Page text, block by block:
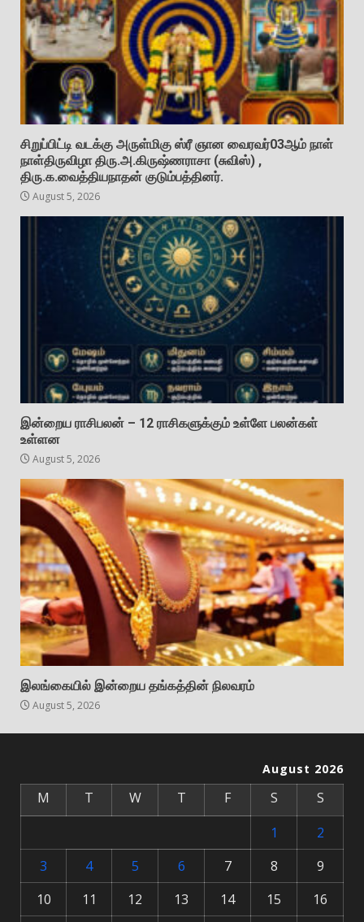
சிறுப்பிட்டி வடக்கு அருள்மிகு ஸ்ரீ ஞான வைரவர்03ஆம் நாள்
நாள்திருவிழா திரு.அ.கிருஷ்ணராசா (சுவிஸ்) ,
திரு.க.வைத்தியநாதன் குடும்பத்தினர்.
August 5, 2026
இன்றைய ராசிபலன் – 12 ராசிகளுக்கும் உள்ளே பலன்கள்
உள்ளன
August 5, 2026
இலங்கையில் இன்றைய தங்கத்தின் நிலவரம்
August 5, 2026
August 2026
M T W T F S
S
1
2
3
4 5 6 7 8
9
10
11 12 13 14 15
16